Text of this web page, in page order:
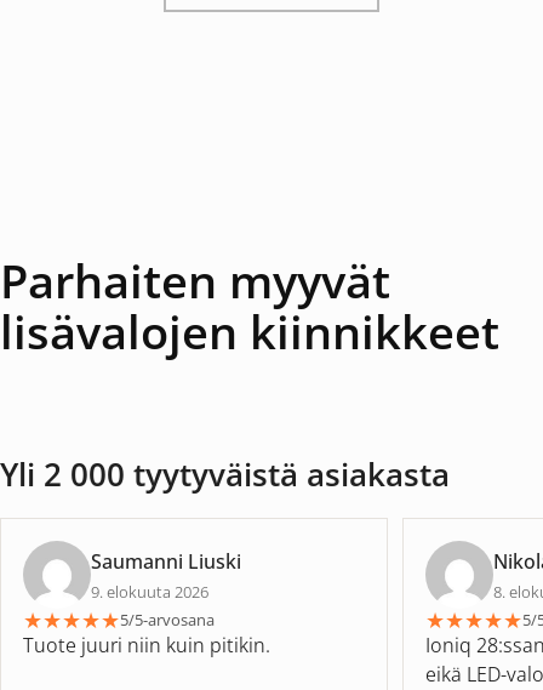
Parhaiten myyvät
lisävalojen kiinnikkeet
Yli 2 000 tyytyväistä asiakasta
Saumanni Liuski
9. elokuuta 2026
★★★★★5/5-arvosana
Tuote juuri niin kuin pitikin.
8.
★★★★★5/
Ioniq
eikä LED-